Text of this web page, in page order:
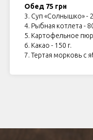
Обед 75 грн
3. Суп «Солнышко» -
4. Рыбная котлета -
5. Картофельное
6. Какао - 150 г.
7. Тертая морковь с